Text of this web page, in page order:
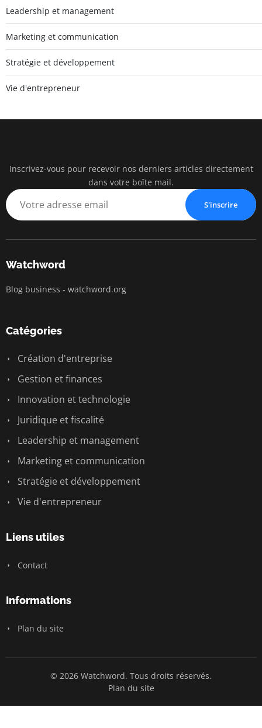
Leadership et management
Marketing et communication
Stratégie et développement
Vie d'entrepreneur
BUSINESS
Inscrivez-vous pour recevoir nos derniers articles directement
dans votre boîte mail.
S'inscrire
Watchword
Blog business - watchword.org
Catégories
Création d'entreprise
Gestion et finances
Innovation et technologie
Juridique et fiscalité
Leadership et management
Marketing et communication
Stratégie et développement
Vie d'entrepreneur
Liens utiles
Contact
Informations
Plan du site
© 2026 Watchword. Tous droits réservés.
Plan du site